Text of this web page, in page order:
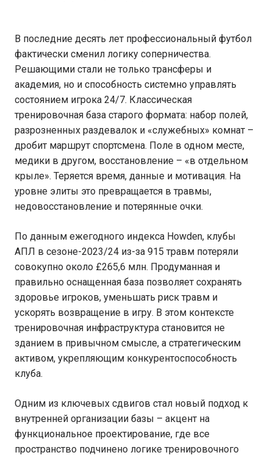
В последние десять лет профессиональный футбол
фактически сменил логику соперничества.
Решающими стали не только трансферы и
академия, но и способность системно управлять
состоянием игрока 24/7. Классическая
тренировочная база старого формата: набор полей,
разрозненных раздевалок и «служебных» комнат –
дробит маршрут спортсмена. Поле в одном месте,
медики в другом, восстановление – «в отдельном
крыле». Теряется время, данные и мотивация. На
уровне элиты это превращается в травмы,
недовосстановление и потерянные очки.
По данным ежегодного индекса Howden, клубы
АПЛ в сезоне-2023/24 из-за 915 травм потеряли
совокупно около £265,6 млн. Продуманная и
правильно оснащенная база позволяет сохранять
здоровье игроков, уменьшать риск травм и
ускорять возвращение в игру. В этом контексте
тренировочная инфраструктура становится не
зданием в привычном смысле, а стратегическим
активом, укрепляющим конкурентоспособность
клуба.
Одним из ключевых сдвигов стал новый подход к
внутренней организации базы – акцент на
функциональное проектирование, где все
пространство подчинено логике тренировочного